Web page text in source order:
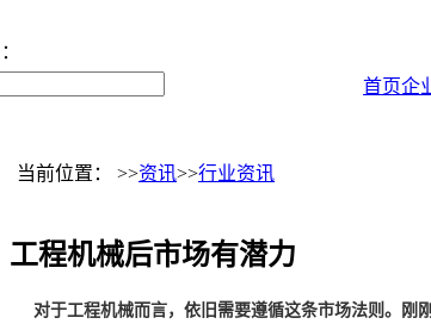
首页企
当前位置： >>资讯>>行业资讯
工程机械后市场有潜力
对于工程机械而言，依旧需要遵循这条市场法则。刚